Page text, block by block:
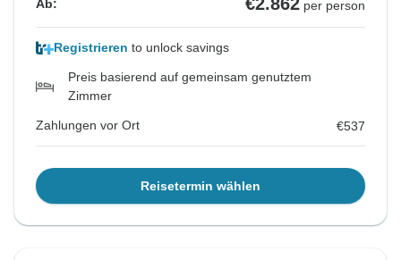
Ab: per person
Registrieren to unlock savings
Preis basierend auf gemeinsam genutztem
Zimmer
Zahlungen vor Ort €537
Reisetermin wählen